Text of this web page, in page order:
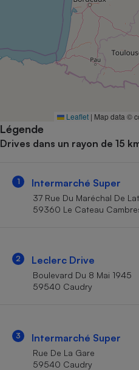
Leaflet | Map data ©
Légende
Drives dans un rayon de 15
1 Intermarché Super
37 Rue Du Maréchal De
59360 Le Cateau
2 Leclerc Drive
Boulevard Du 8 Mai 1945
59540 Caudry
3 Intermarché Super
Rue De La Gare
59540 Caudry